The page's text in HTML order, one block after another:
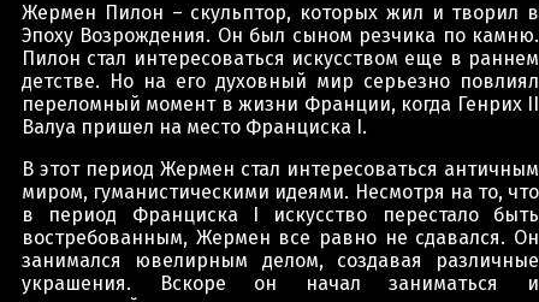
Жермен Пилон – скульптор, которых жил и творил в
Эпоху Возрождения. Он был сыном резчика по камню.
Пилон стал интересоваться искусством еще в раннем
детстве. Но на его духовный мир серьезно повлиял
переломный момент в жизни Франции, когда Генрих II
Валуа пришел на место Франциска I.
В этот период Жермен стал интересоваться античным
миром, гуманистическими идеями. Несмотря на то, что
в период Франциска I искусство перестало быть
востребованным, Жермен все равно не сдавался. Он
занимался ювелирным делом, создавая различные
украшения. Вскоре он начал заниматься и